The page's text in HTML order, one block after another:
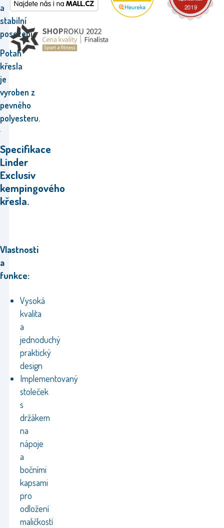
a
stabilní
posezení.
Potah
křesla
je
vyroben z
pevného
polyesteru.
Specifikace
Linder
Exclusiv
kempingového
křesla.
Vlastnosti
a
funkce:
Vysoká
kvalita
a
jednoduchý
praktický
design
Implementovaný
stoleček
s
držákem
na
nápoje
a
bočními
kapsami
pro
odložení
maličkostí